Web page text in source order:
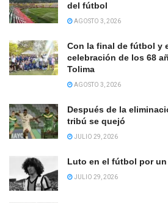
del fútbol
AGOSTO 3, 2026
Con la final de fútbol y
celebración de los 68
Tolima
AGOSTO 3, 2026
Después de la
tribú se quejó
JULIO 29, 2026
Luto en el fútbol por un
JULIO 29, 2026